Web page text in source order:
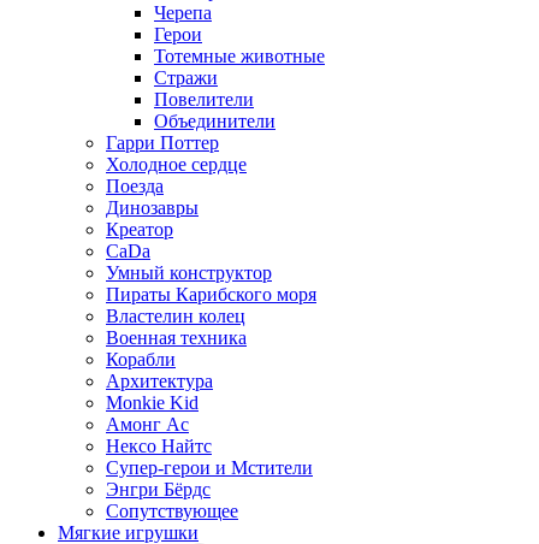
Черепа
Герои
Тотемные животные
Стражи
Повелители
Объединители
Гарри Поттер
Холодное сердце
Поезда
Динозавры
Креатор
CaDa
Умный конструктор
Пираты Карибского моря
Властелин колец
Военная техника
Корабли
Архитектура
Monkie Kid
Амонг Ас
Нексо Найтс
Супер-герои и Мстители
Энгри Бёрдс
Сопутствующее
Мягкие игрушки